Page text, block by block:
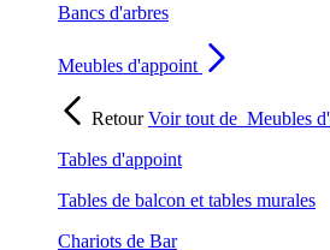
Bancs d'arbres
Meubles d'appoint
RetourVoir tout de Meubles
Tables d'appoint
Tables de balcon et tables murales
Chariots de Bar